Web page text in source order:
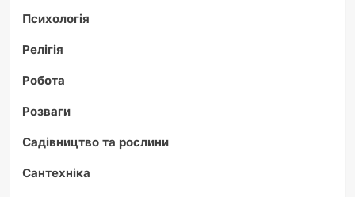
Психологія
Релігія
Робота
Розваги
Садівництво та рослини
Сантехніка